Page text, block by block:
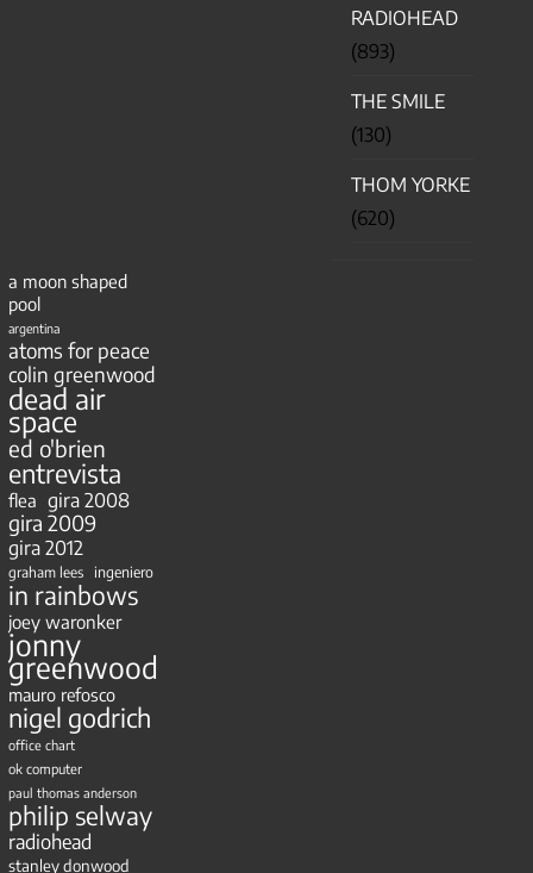
RADIOHEAD
(893)
THE SMILE
(130)
THOM YORKE
(620)
a moon shaped
pool
argentina
atoms for peace
colin greenwood
dead air
space
ed o'brien
entrevista
flea gira 2008
gira 2009
gira 2012
graham lees ingeniero
in rainbows
joey waronker
jonny
greenwood
mauro refosco
nigel godrich
office chart
ok computer
paul thomas anderson
philip selway
radiohead
stanley donwood